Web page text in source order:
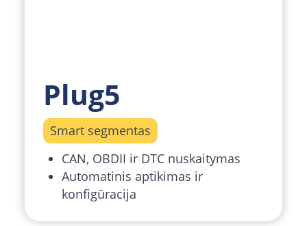
Plug5
Smart segmentas
CAN, OBDII ir DTC nuskaitymas
Automatinis aptikimas ir
konfigūracija